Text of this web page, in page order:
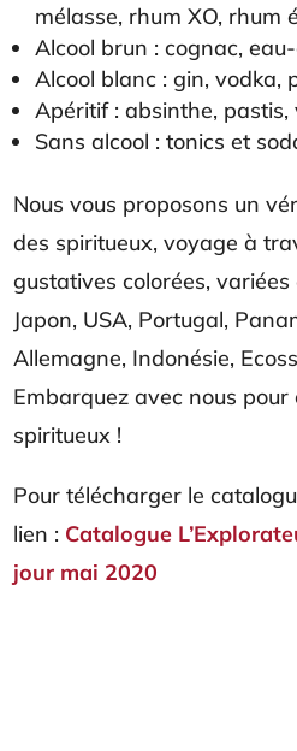
mélasse, rhum XO, rhum
Alcool brun : cognac,
Alcool blanc : gin, vodka,
Apéritif : absinthe,
Sans alcool : tonics et
Nous vous proposons un
des spiritueux, voyage à
gustatives colorées,
Japon, USA, Portugal,
Allemagne, Indonésie,
Embarquez avec nous
spiritueux !
Pour télécharger le
lien : Catalogue
jour mai 2020